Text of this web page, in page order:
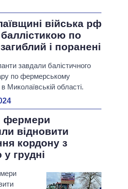
війська рф
по
і поранені
завдали балістичного
по фермерському
Миколаївській області.
фермери
відновити
кордону з
грудні